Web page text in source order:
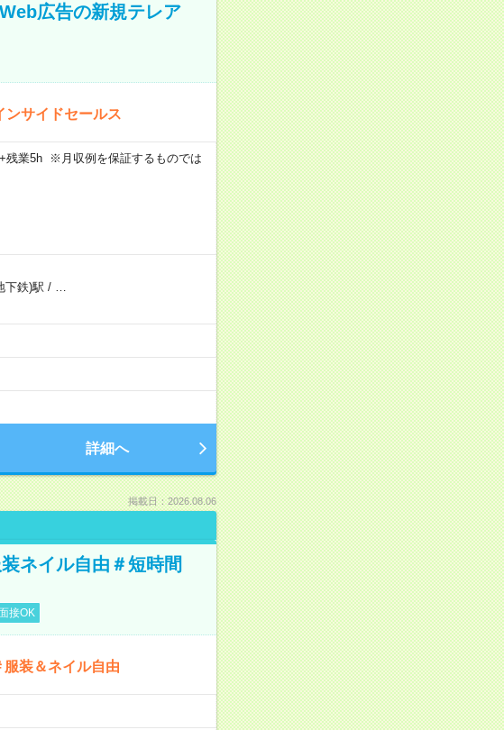
広告の新規テレア
ンサイドセールス
業5h ※月収例を保証するものでは
下鉄)駅 /
詳細へ
掲載日：2026.08.06
ネイル自由＃短時間
接OK
服装＆ネイル自由